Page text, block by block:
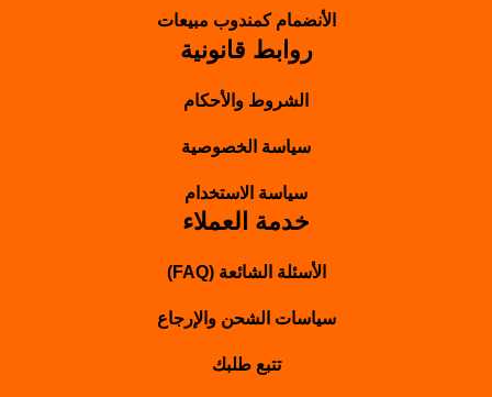
الأنضمام كمندوب مبيعات
روابط قانونية
الشروط والأحكام
سياسة الخصوصية
سياسة الاستخدام
خدمة العملاء
الأسئلة الشائعة (FAQ)
سياسات الشحن والإرجاع
تتبع طلبك